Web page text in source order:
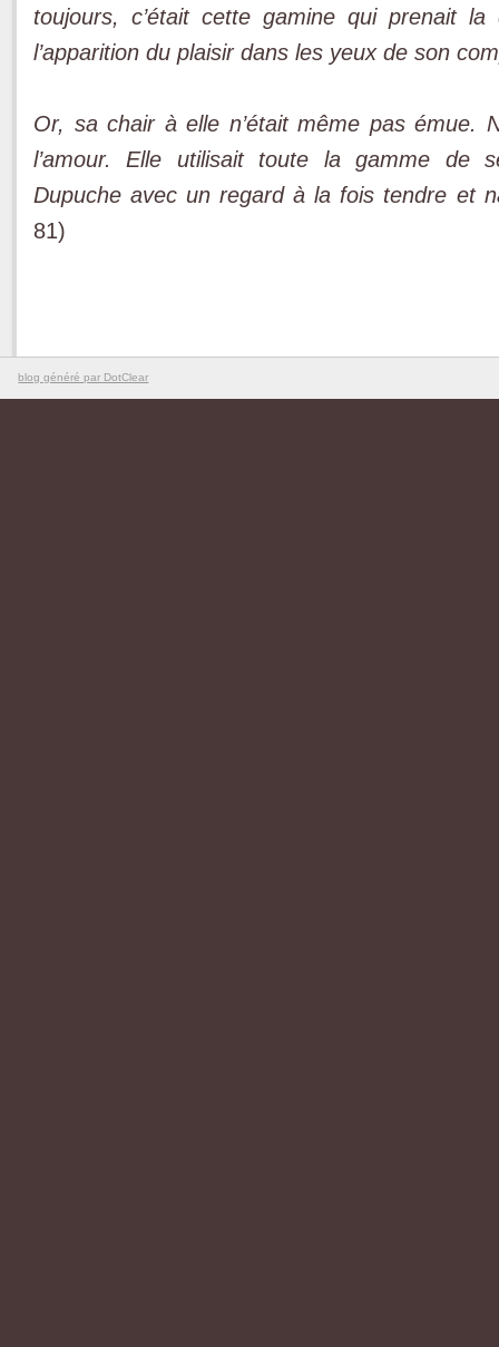
toujours, c’était cette gamine qui prenait
l’apparition du plaisir dans les yeux de son
Or, sa chair à elle n’était même pas émue.
l’amour. Elle utilisait toute la gamme de
Dupuche avec un regard à la fois tendre et
81)
blog généré par DotClear